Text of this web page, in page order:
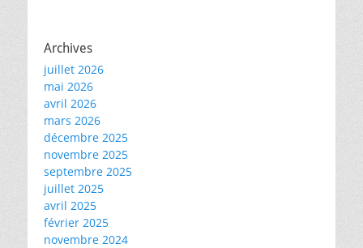
Archives
juillet 2026
mai 2026
avril 2026
mars 2026
décembre 2025
novembre 2025
septembre 2025
juillet 2025
avril 2025
février 2025
novembre 2024